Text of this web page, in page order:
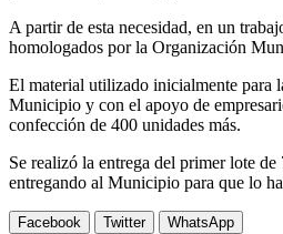
A partir de esta necesidad, en un
homologados por la Organización
El material utilizado inicialmente para
Municipio y con el apoyo de
confección de 400 unidades más.
Se realizó la entrega del primer lote
entregando al Municipio para que lo
Facebook Twitter WhatsApp